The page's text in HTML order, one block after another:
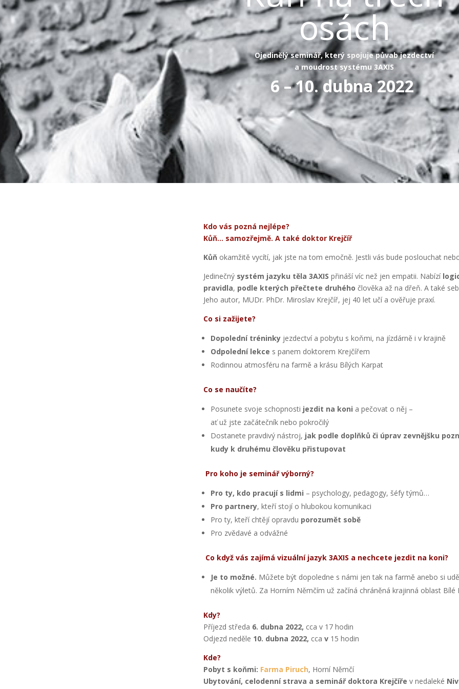
osách
Ojedinělý seminář, který spojuje půvab jezdectví
a moudrost systému 3AXIS
6 – 10. dubna 2022
Kdo vás pozná nejlépe?
Kůň… samozřejmě. A také doktor Krejčíř
Kůň okamžitě vycítí, jak jste na tom emočně. Jestli vás bude poslouchat
Jedinečný systém jazyku těla 3AXIS přináší víc než jen empatii. Nabízí
pravidla, podle kterých přečtete druhého člověka až na dřeň. A také
Jeho autor, MUDr. PhDr. Miroslav Krejčíř, jej 40 let učí a ověřuje praxí.
Co si zažijete?
Dopolední tréninky jezdectví a pobytu s koňmi, na jízdárně i v krajině
Odpolední lekce s panem doktorem Krejčířem
Rodinnou atmosféru na farmě a krásu Bílých Karpat
Co se naučíte?
Posunete svoje schopnosti jezdit na koni a pečovat o něj –
ať už jste začátečník nebo pokročilý
Dostanete pravdivý nástroj, jak podle doplňků či úprav zevnějšku
kudy k druhému člověku přistupovat
Pro koho je seminář výborný?
Pro ty, kdo pracují s lidmi – psychology, pedagogy, šéfy týmů…
Pro partnery, kteří stojí o hlubokou komunikaci
Pro ty, kteří chtějí opravdu porozumět sobě
Pro zvědavé a odvážné
Co když vás zajímá vizuální jazyk 3AXIS a nechcete jezdit na koni?
Je to možné. Můžete být dopoledne s námi jen tak na farmě anebo si
několik výletů. Za Horním Němčím už začíná chráněná krajinná oblast Bílé
Kdy?
Příjezd středa 6. dubna 2022, cca v 17 hodin
Odjezd neděle 10. dubna 2022, cca v 15 hodin
Kde?
Pobyt s koňmi: Farma Piruch, Horní Němčí
Ubytování, celodenní strava a seminář doktora Krejčíře v nedaleké